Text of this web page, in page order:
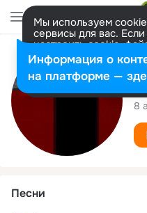
Мы используем
сервисы для вас.
настроить cookie-
представитель.
Разрешить все
8
Песни
Информация о
на платформе —